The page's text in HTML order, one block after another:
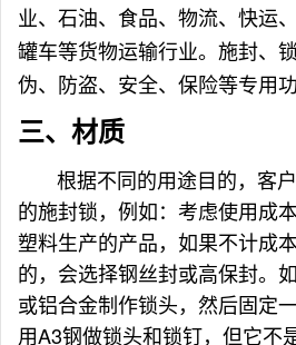
业、石油、食品、物流、快运
罐车等货物运输行业。施封、
伪、防盗、安全、保险等专用功
三、 材质
根据不同的用途目的，客户
的施封锁，例如：考虑使用成
塑料生产的产品，如果不计成
的，会选择钢丝封或高保封。
或铝合金制作锁头，然后固定
用A3钢做锁头和锁钉，但它不